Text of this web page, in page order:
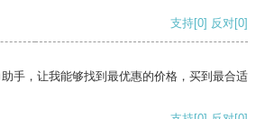
支持[0] 反对[0]
手，让我能够找到最优惠的价格，买到最合适